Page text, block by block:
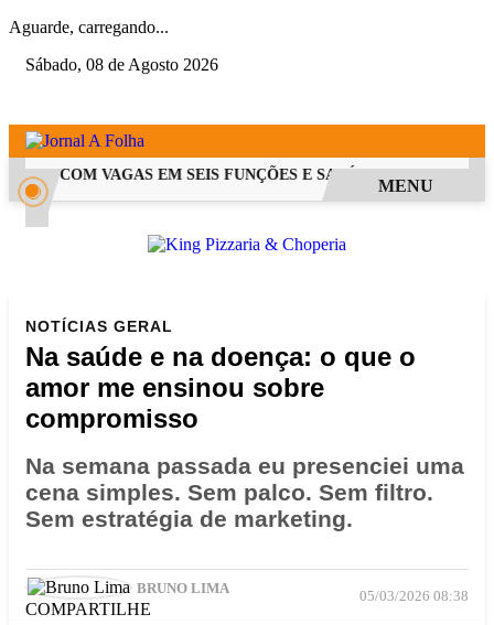
Aguarde, carregando...
Sábado, 08 de Agosto 2026
PSS COM VAGAS EM SEIS FUNÇÕES E SALÁRIOS QUE
MENU
NOTÍCIAS GERAL
Na saúde e na doença: o que o
amor me ensinou sobre
compromisso
Na semana passada eu presenciei uma
cena simples. Sem palco. Sem filtro.
Sem estratégia de marketing.
BRUNO LIMA 05/03/2026 08:38
COMPARTILHE